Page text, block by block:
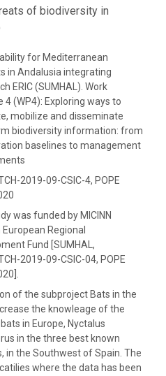
of biodiversity in
for Mediterranean
in Andalusia integrating
ERIC (SUMHAL). Work
4 (WP4): Exploring ways to
mobilize and disseminate
biodiversity information: from
baselines to management
2019-09-CSIC-4, POPE
was funded by MICINN
Regional
Fund [SUMHAL,
2019-09-CSIC-04, POPE
of the subproject Bats in the
the knowleage of the
in Europe, Nyctalus
in the three best known
in the Southwest of Spain. The
where the data has been